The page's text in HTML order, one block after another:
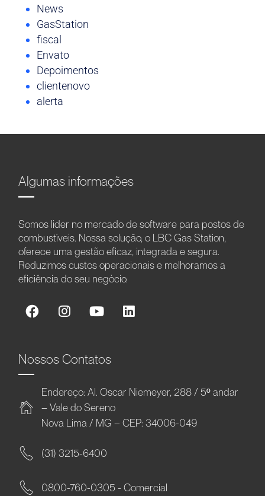
News
GasStation
fiscal
Envato
Depoimentos
clientenovo
alerta
Algumas informações
Somos líder no mercado de software para postos de
combustíveis. Nossa solução, o LBC Gas Station,
oferece uma gestão eficaz, integrada e segura.
Reduzimos custos operacionais e melhoramos a
eficiência do seu negócio.
Nossos Contatos
Endereço: Al. Oscar Niemeyer, 288 / 5º andar
– Vale do Sereno
Nova Lima / MG – CEP: 34006-049
(31) 3215-6400
0800-760-0305 - Comercial